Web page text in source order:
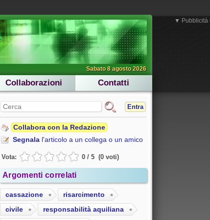
Sabato 8 agosto 2026
Collaborazioni Contatti
Entra
Collabora con la Redazione
Segnala l'articolo a un collega o un amico
Vota: 0 / 5 (0 voti)
Argomenti correlati
cassazione
risarcimento
civile
responsabilità aquiliana
▼ Pubblicità